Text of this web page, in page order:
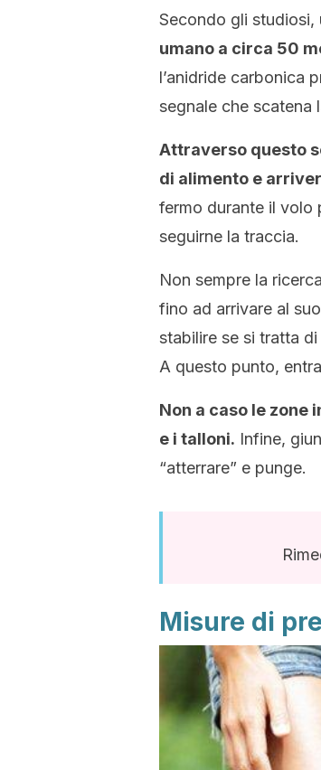
Secondo gli studiosi,
umano a circa 50
l’anidride carbonica
segnale che scatena
Attraverso questo
di alimento e
fermo durante il volo
seguirne la traccia.
Non sempre la
fino ad arrivare al
stabilire se si tratta
A questo punto,
Non a caso le zone
e i talloni. Infine,
“atterrare” e punge.
Misure di